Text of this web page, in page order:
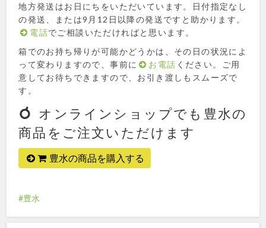
地方発送はお日にちをいただいています。日付指定なし
の発送、または9月12日以降の発送ですと助かります。
電話でご相談いただければと思います。
箱でのお持ち帰りが可能かどうかは、その日の状況によ
って変わりますので、事前に
お電話 ください。ご用
意してお待ちできますので、お引き渡しもスムーズで
す。
オンラインショップでも豊水の
商品をご注文いただけます
豊水の商品を購入する
豊水